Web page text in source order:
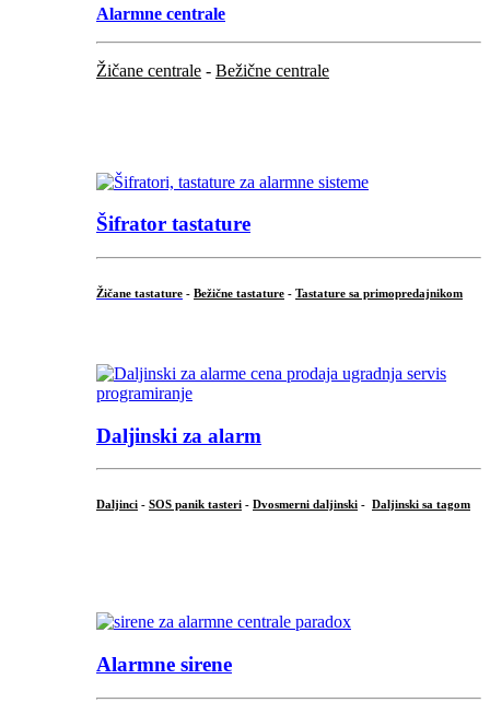
Alarmne centrale
Žičane centrale - Bežične centrale
Šifrator tastature
Žičane tastature - Bežične tastature - Tastature sa primopredajnikom
Daljinski za alarm
Daljinci - SOS panik tasteri - Dvosmerni daljinski - Daljinski sa tagom
Alarmne sirene